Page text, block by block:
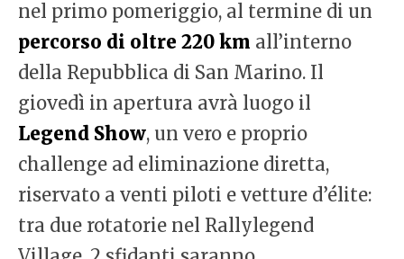
nel primo pomeriggio, al termine di un
percorso di oltre 220 km all’interno
della Repubblica di San Marino. Il
giovedì in apertura avrà luogo il
Legend Show, un vero e proprio
challenge ad eliminazione diretta,
riservato a venti piloti e vetture d’élite:
tra due rotatorie nel Rallylegend